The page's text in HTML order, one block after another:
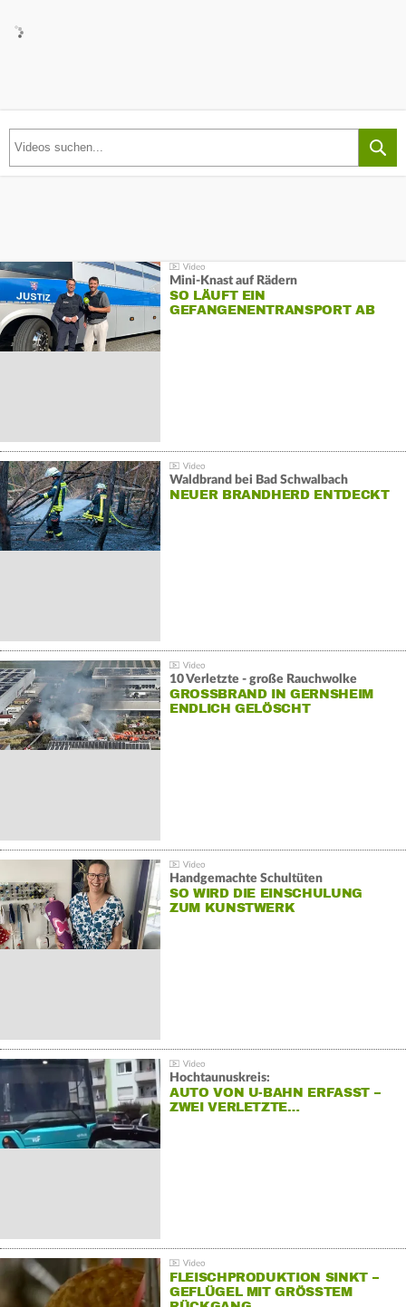
Mini-Knast auf Rädern
SO LÄUFT EIN
GEFANGENENTRANSPORT AB
Waldbrand bei Bad Schwalbach
NEUER BRANDHERD ENTDECKT
10 Verletzte - große Rauchwolke
GROSSBRAND IN GERNSHEIM E
NDLICH GELÖSCHT
Handgemachte Schultüten
SO WIRD DIE EINSCHULUNG
ZUM KUNSTWERK
Hochtaunuskreis:
AUTO VON U-BAHN ERFASST –
ZWEI VERLETZTE…
FLEISCHPRODUKTION SINKT –
GEFLÜGEL MIT GRÖSSTEM R